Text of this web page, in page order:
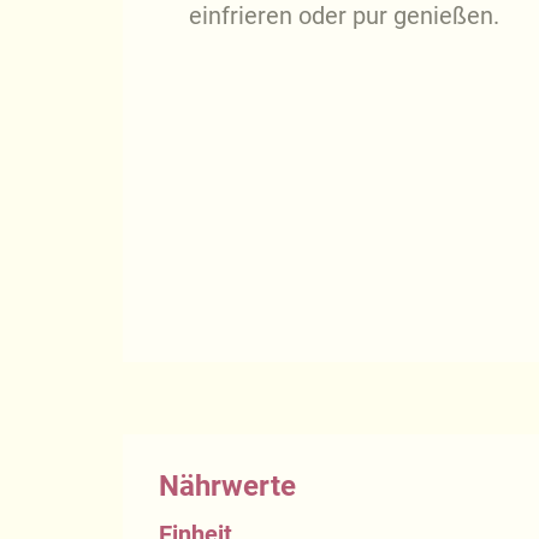
einfrieren oder pur genießen.
Nährwerte